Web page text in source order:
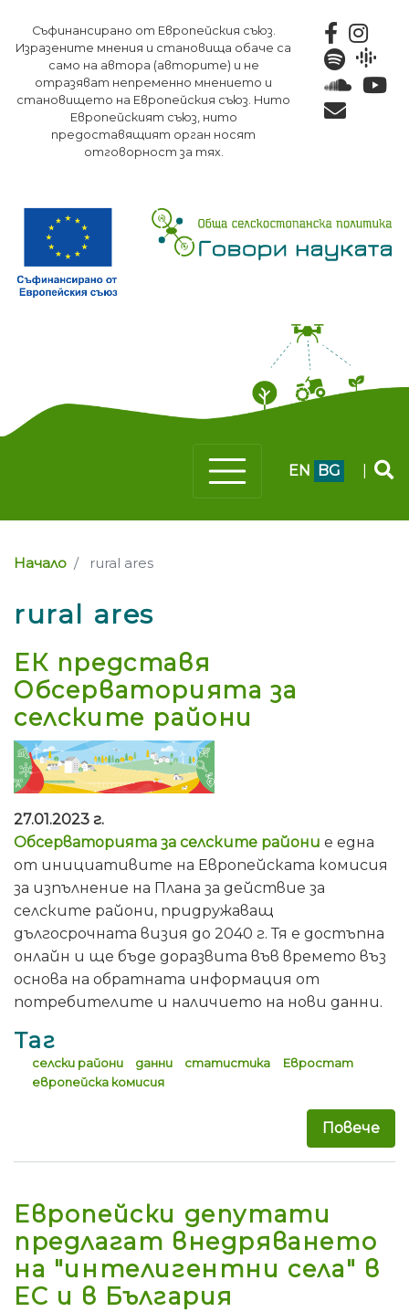
към
основното
съдържание
Съфинансирано от Европейския съюз.
Изразените мнения и становища обаче са
само на автора (авторите) и не
отразяват непременно мнението и
становището на Европейския съюз. Нито
Европейският съюз, нито
предоставящият орган носят
отговорност за тях.
EN BG
Начало rural ares
rural ares
ЕК представя
Обсерваторията за
селските райони
27.01.2023 г.
Обсерваторията за селските райони е една
от инициативите на Европейската комисия
за изпълнение на Плана за действие за
селските райони, придружаващ
дългосрочната визия до 2040 г. Тя е достъпна
онлайн и ще бъде доразвита във времето въз
основа на обратната информация от
потребителите и наличието на нови данни.
Таг
селски райони данни статистика
Евростат
европейска комисия
Повече
Европейски депутати
предлагат внедряването
на "интелигентни села" в
ЕС и в България